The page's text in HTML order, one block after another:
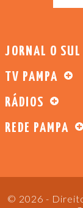
JORNAL O SUL
TV PAMPA
RÁDIOS
REDE PAMPA
© 2026 -